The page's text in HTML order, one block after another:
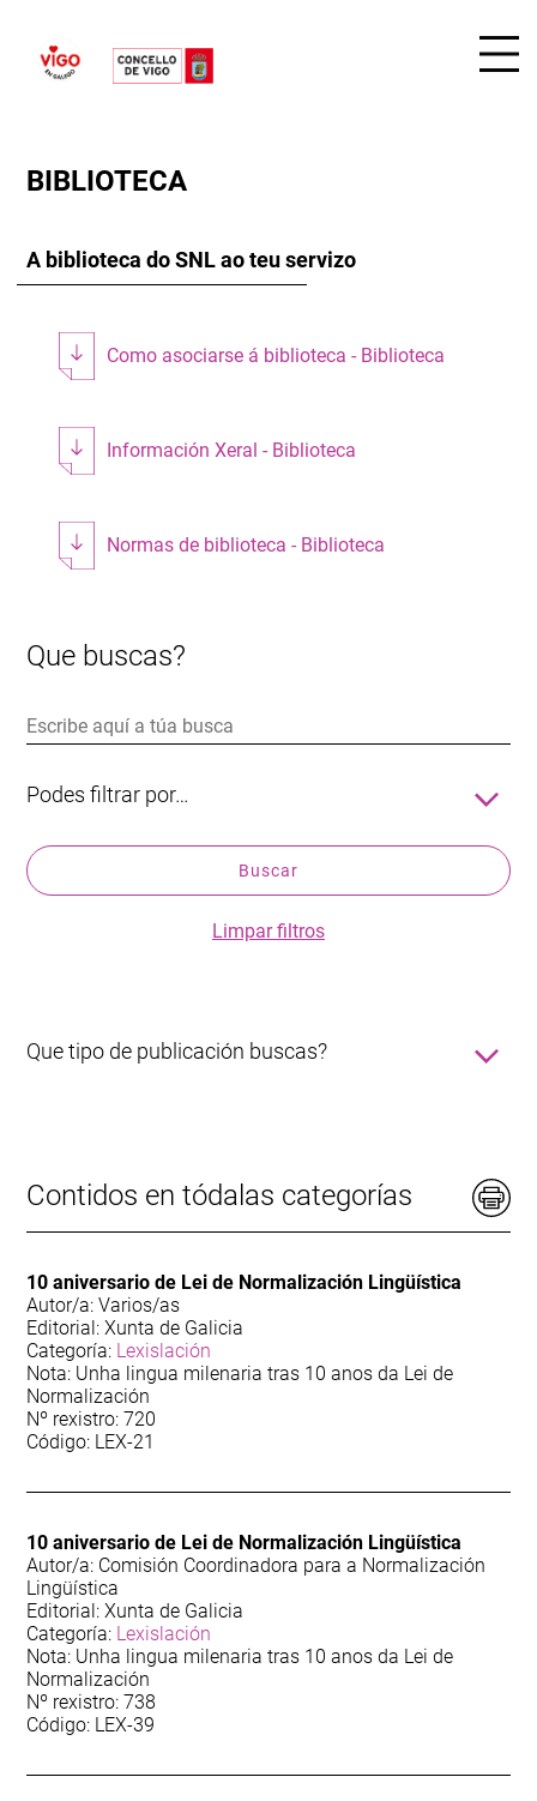
BIBLIOTECA
A biblioteca do SNL ao teu servizo
Como asociarse á biblioteca - Biblioteca
Información Xeral - Biblioteca
Normas de biblioteca - Biblioteca
Que buscas?
Podes filtrar por…
Título
Notas
Buscar
Limpar filtros
Que tipo de publicación buscas?
Deportes13
Dicionario 314
Etnografía67
Galiza-Portugal
Guía
Lectura Fácil79
Lexislación70
Lingua104
Linguaxe administrativa
Contidos en tódalas categorías
10 aniversario de Lei de Normalización Lingüística
Autor/a: Varios/as
Editorial: Xunta de Galicia
Categoría: Lexislación
Nota: Unha lingua milenaria tras 10 anos da Lei de
Normalización
Nº rexistro: 720
Código: LEX-21
10 aniversario de Lei de Normalización Lingüística
Autor/a: Comisión Coordinadora para a Normalización
Lingüística
Editorial: Xunta de Galicia
Categoría: Lexislación
Nota: Unha lingua milenaria tras 10 anos da Lei de
Normalización
Nº rexistro: 738
Código: LEX-39